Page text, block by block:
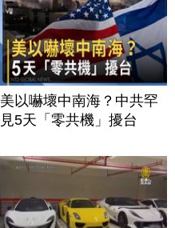
美以嚇壞中南海？中共罕
見5天「零共機」擾台